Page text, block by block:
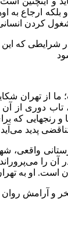
ارجاع به
کردن
که این
شکایت
دوری از
که
پدید
را
است. او به
و آرامش